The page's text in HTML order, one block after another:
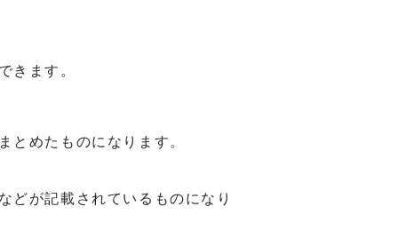
きます。
とめたものになります。
どが記載されているものになり